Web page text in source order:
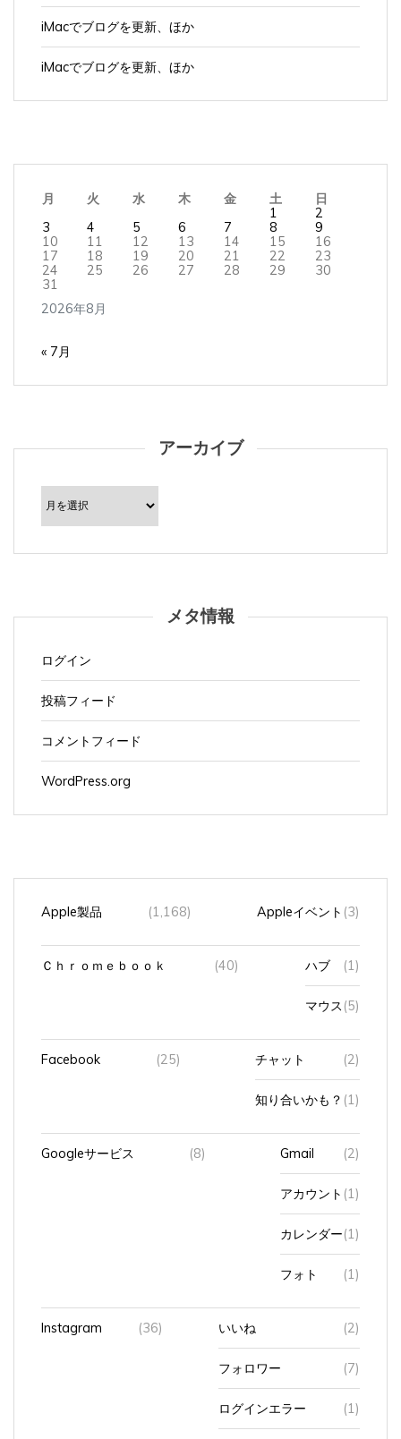
iMacでブログを更新、ほか
iMacでブログを更新、ほか
2026年8月
月 火 水 木 金 土
日
1
2
3
4 5 6 7 8
9
10
11 12 13 14 15
16
17
18 19 20 21 22
23
24
25 26 27 28 29
30
31
« 7月
アーカイブ
ア
ー
カ
イ
メタ情報
ログイン
投稿フィード
コメントフィード
WordPress.org
Apple製品 (1,168) Appleイベント (3)
Ｃｈｒｏｍｅｂｏｏｋ (40) ハブ (1)
マウス (5)
Facebook (25) チャット (2)
知り合いかも？ (1)
Googleサービス (8) Gmail (2)
アカウント (1)
カレンダー(1)
フォト (1)
Instagram (36) いいね (2)
フォロワー (7)
ログインエラー (1)